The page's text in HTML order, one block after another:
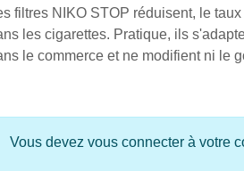
filtres NIKO STOP réduisent, le
les cigarettes. Pratique, ils
le commerce et ne modifient ni le
Vous devez vous connecter à votre